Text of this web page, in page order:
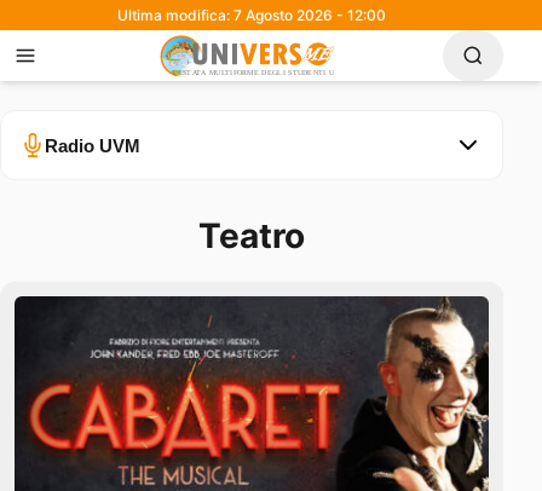
Ultima modifica: 7 Agosto 2026 - 12:00
Teatro
Radio UVM
Errore nel caricamento.
0:30